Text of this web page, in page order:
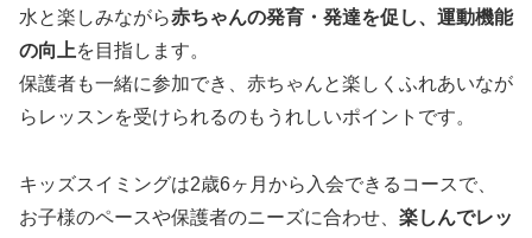
水と楽しみながら赤ちゃんの発育・発達を促し、運動機能
の向上を目指します。
保護者も一緒に参加でき、赤ちゃんと楽しくふれあいなが
らレッスンを受けられるのもうれしいポイントです。
キッズスイミングは2歳6ヶ月から入会できるコースで、
お子様のペースや保護者のニーズに合わせ、 楽しんでレッ